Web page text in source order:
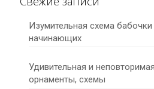
Изумительная схема
начинающих
Удивительная и
орнаменты, схемы